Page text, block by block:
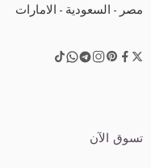
مصر - السعودية - الامارات
تسوق الآن